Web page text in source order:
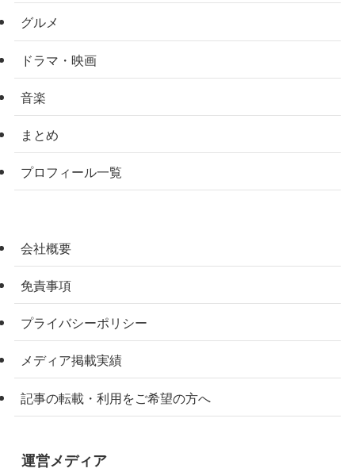
グルメ
ドラマ・映画
音楽
まとめ
プロフィール一覧
会社概要
免責事項
プライバシーポリシー
メディア掲載実績
記事の転載・利用をご希望の方へ
運営メディア